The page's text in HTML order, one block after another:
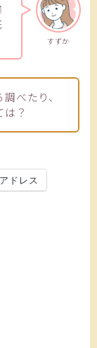
すずか
べたり、
？
ドレス